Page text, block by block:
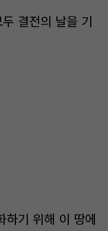
결전의 날을 기
하기 위해 이 땅에